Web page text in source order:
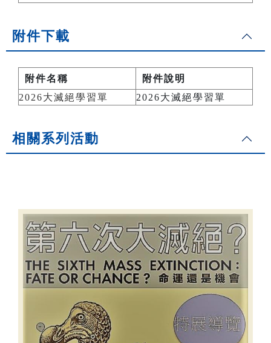
附件下載
附件名稱
附件說明
2026大滅絕學習單
2026大滅絕學習單
相關系列活動